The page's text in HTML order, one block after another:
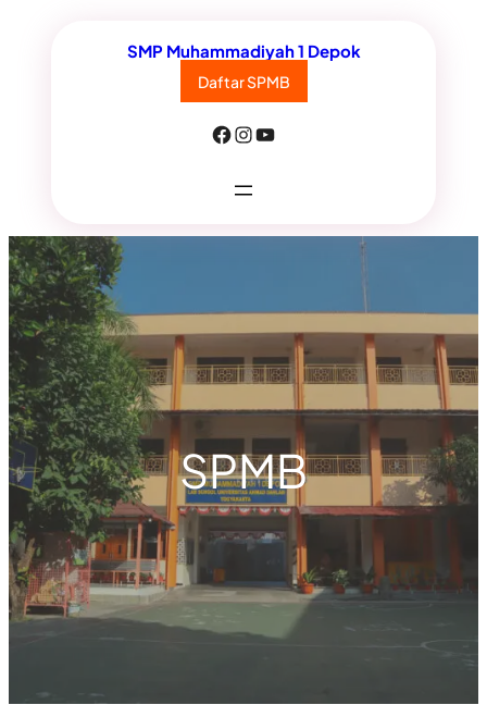
SMP Muhammadiyah 1 Depok
Facebook InstagramYouTube
Daftar SPMB
SPMB